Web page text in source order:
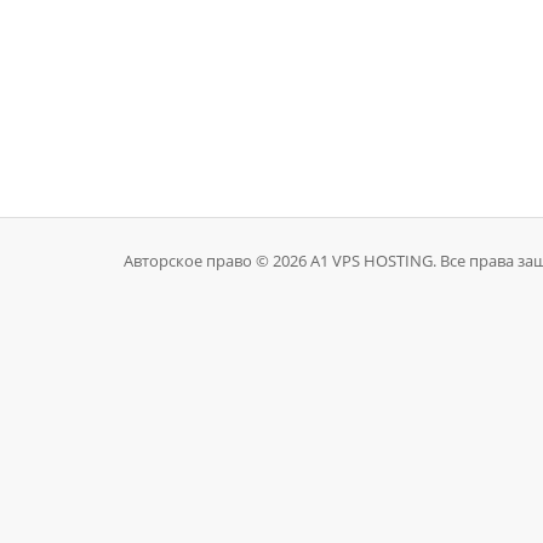
Авторское право © 2026 A1 VPS HOSTING. Все права